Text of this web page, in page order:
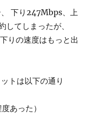
下り247Mbps、上
てしまったが、
りの速度はもっと出
トは以下の通り
あった）